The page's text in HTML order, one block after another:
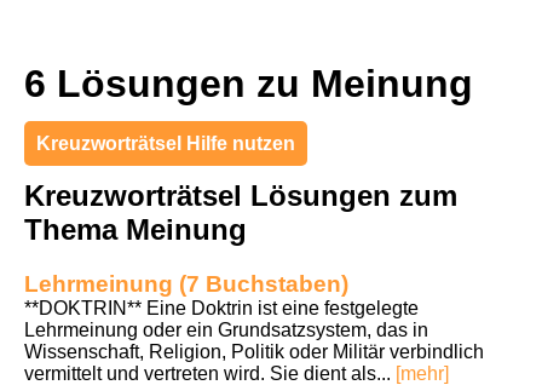
6 Lösungen zu Meinung
Kreuzworträtsel Hilfe nutzen
Kreuzworträtsel Lösungen zum
Thema Meinung
Lehrmeinung (7 Buchstaben)
**DOKTRIN** Eine Doktrin ist eine festgelegte
Lehrmeinung oder ein Grundsatzsystem, das in
Wissenschaft, Religion, Politik oder Militär verbindlich
vermittelt und vertreten wird. Sie dient als... [mehr]